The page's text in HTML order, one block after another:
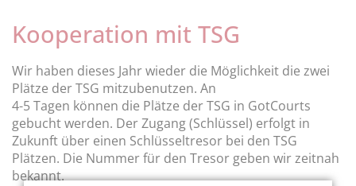
Kooperation mit TSG
Wir haben dieses Jahr wieder die Möglichkeit die zwei
Plätze der TSG mitzubenutzen. An
4-5 Tagen können die Plätze der TSG in GotCourts
gebucht werden. Der Zugang (Schlüssel) erfolgt in
Zukunft über einen Schlüsseltresor bei den TSG
Plätzen. Die Nummer für den Tresor geben wir zeitnah
bekannt.